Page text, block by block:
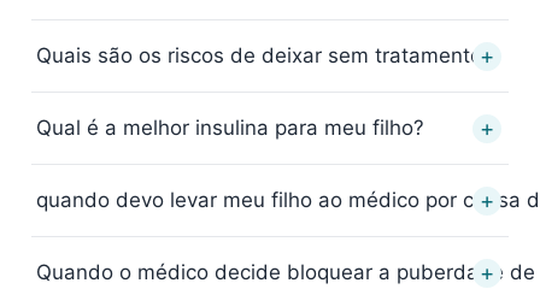
Quais são os riscos de deixar sem tratamento?
+
Qual é a melhor insulina para meu filho? +
quando devo levar meu filho ao médico por causa
+
Quando o médico decide bloquear a puberdade de
+